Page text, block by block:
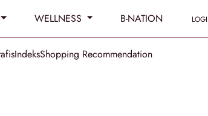
WELLNESS B-NATION
IndeksShopping Recommendation